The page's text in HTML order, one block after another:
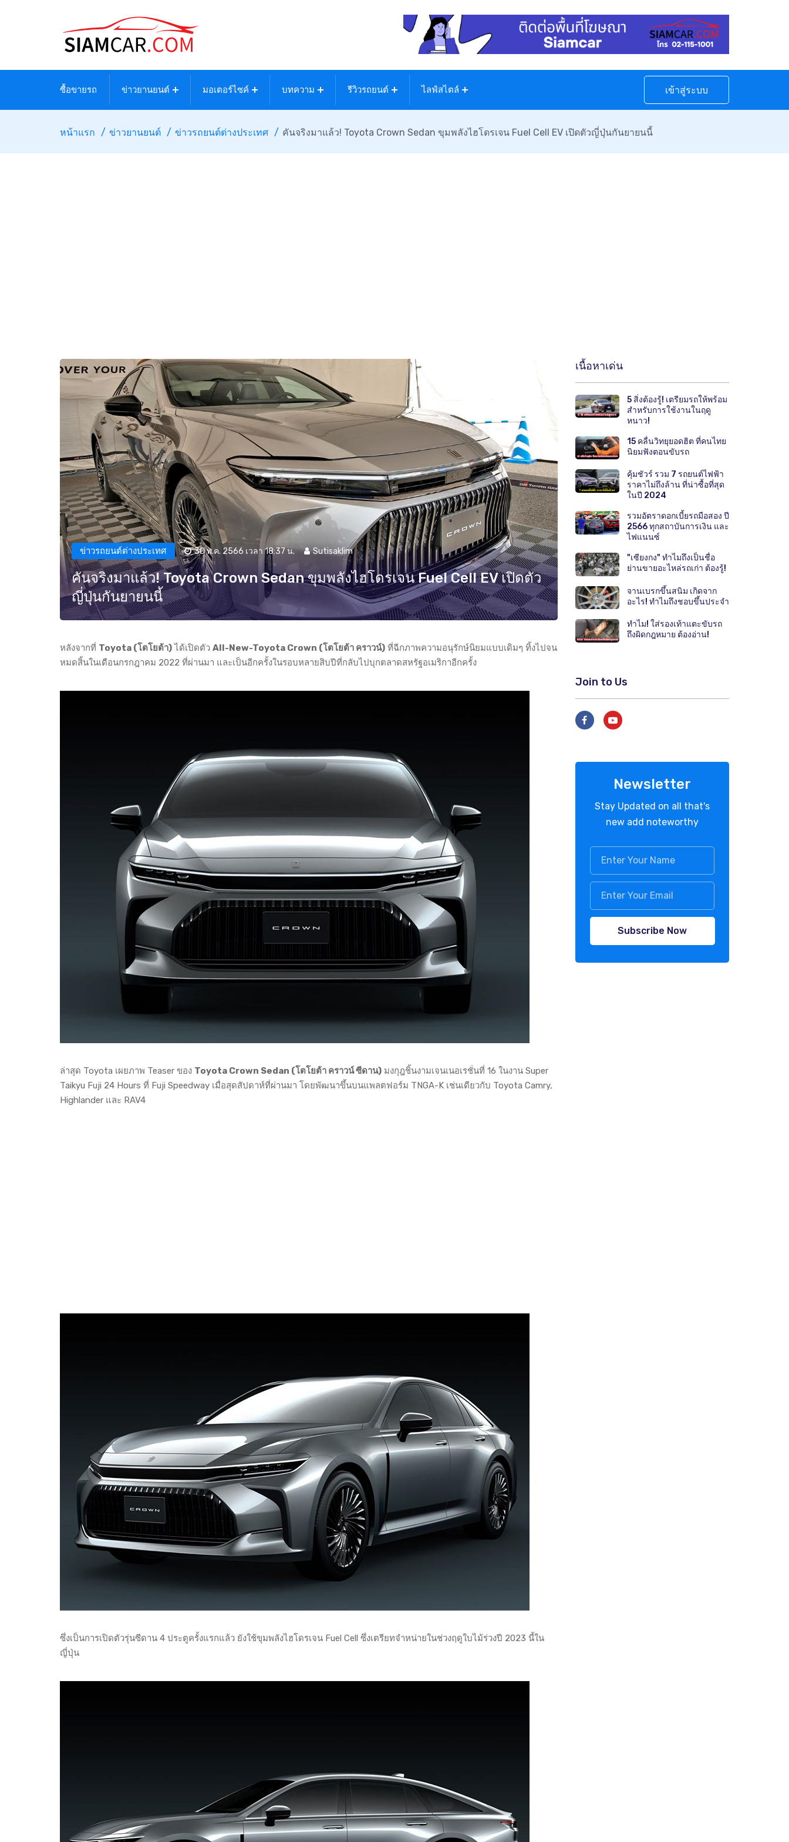
ซื้อขายรถ ข่าวยานยนต์ มอเตอร์ไซค์ บทความ รีวิวรถยนต์ ไลฟ์สไตล์ เข้าสู่ระบบ
หน้าแรก ข่าวยานยนต์ ข่าวรถยนต์ต่างประเทศ คันจริงมาแล้ว! Toyota Crown Sedan ขุมพลังไฮโดรเจน Fuel Cell EV เปิดตัวญี่ปุ่นกันยายนนี้
ข่าวรถยนต์ต่างประเทศ 30 พ.ค. 2566 เวลา 18:37 น. Sutisaklim
คันจริงมาแล้ว! Toyota Crown Sedan ขุมพลังไฮโดรเจน Fuel Cell EV เปิดตัว
ญี่ปุ่นกันยายนนี้
หลังจากที่ Toyota (โตโยต้า)ได้เปิดตัว All-New-Toyota Crown (โตโยต้า คราวน์) ที่ฉีกภาพความอนุรักษ์นิยมแบบเดิมๆ ทิ้งไปจน
หมดสิ้นในเดือนกรกฎาคม 2022 ที่ผ่านมา และเป็นอีกครั้งในรอบหลายสิบปีที่กลับไปบุกตลาดสหรัฐอเมริกาอีกครั้ง
ล่าสุด Toyota เผยภาพ Teaser ของ Toyota Crown Sedan (โตโยต้า คราวน์ ซีดาน) มงกุฎชิ้นงามเจนเนอเรชั่นที่ 16 ในงาน Super
Taikyu Fuji 24 Hours ที่ Fuji Speedway เมื่อสุดสัปดาห์ที่ผ่านมา โดยพัฒนาขึ้นบนแพลตฟอร์ม TNGA-K เช่นเดียวกับ Toyota Camry,
Highlander และ RAV4
ซึ่งเป็นการเปิดตัวรุ่นซีดาน 4 ประตูครั้งแรกแล้ว ยังใช้ขุมพลังไฮโดรเจน Fuel Cell ซึ่งเตรียทจำหน่ายในช่วงฤดูใบไม้ร่วงปี 2023 นี้ใน
ญี่ปุ่น
เนื้อหาเด่น
5 สิ่งต้องรู้! เตรียมรถให้พร้อม
สำหรับการใช้งานในฤดู
หนาว!
15 คลื่นวิทยุยอดฮิต ที่คนไทย
นิยมฟังตอนขับรถ
คุ้มชัวร์ รวม 7 รถยนต์ไฟฟ้า
ราคาไม่ถึงล้าน ที่น่าซื้อที่สุด
ในปี 2024
รวมอัตราดอกเบี้ยรถมือสอง ปี
2566 ทุกสถาบันการเงิน และ
ไฟแนนซ์
"เซียงกง" ทำไมถึงเป็นชื่อ
ย่านขายอะไหล่รถเก่า ต้องรู้!
จานเบรกขึ้นสนิม เกิดจาก
อะไร! ทำไมถึงชอบขึ้นประจำ
ทำไม! ใส่รองเท้าแตะขับรถ
ถึงผิดกฎหมาย ต้องอ่าน!
Join to Us
Newsletter
Stay Updated on all that's
new add noteworthy
Subscribe Now